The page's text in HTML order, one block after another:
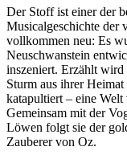
Der Stoff ist einer der
Musicalgeschichte der
vollkommen neu: Es
Neuschwanstein
inszeniert. Erzählt
Sturm aus ihrer
katapultiert – eine
Gemeinsam mit der
Löwen folgt sie der
Zauberer von Oz.